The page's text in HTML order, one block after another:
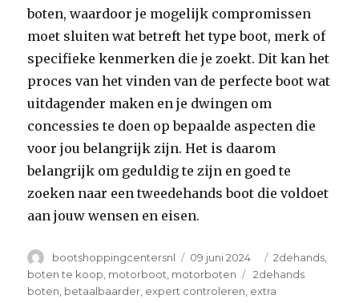
boten, waardoor je mogelijk compromissen
moet sluiten wat betreft het type boot, merk of
specifieke kenmerken die je zoekt. Dit kan het
proces van het vinden van de perfecte boot wat
uitdagender maken en je dwingen om
concessies te doen op bepaalde aspecten die
voor jou belangrijk zijn. Het is daarom
belangrijk om geduldig te zijn en goed te
zoeken naar een tweedehands boot die voldoet
aan jouw wensen en eisen.
Author
bootshoppingcentersnl
Posted
on
09 juni 2024 Categories
2dehands
boten te koop motorboot motorboten Tags
2dehands
boten betaalbaarder expert controleren extra